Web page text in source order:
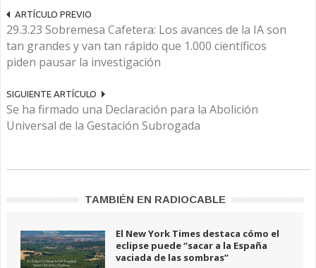
ARTÍCULO PREVIO
29.3.23 Sobremesa Cafetera: Los avances de la IA son
tan grandes y van tan rápido que 1.000 científicos
piden pausar la investigación
SIGUIENTE ARTÍCULO
Se ha firmado una Declaración para la Abolición
Universal de la Gestación Subrogada
TAMBIÉN EN RADIOCABLE
El New York Times destaca cómo el
eclipse puede “sacar a la España
vaciada de las sombras”